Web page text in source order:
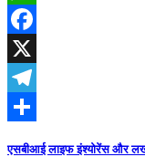
WhatsApp
Facebook
X
Telegram
एसबीआई लाइफ इंश्योरेंस और